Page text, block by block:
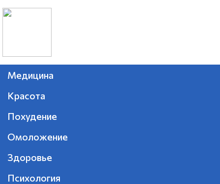
Медицина
Красота
Похудение
Омоложение
Здоровье
Психология